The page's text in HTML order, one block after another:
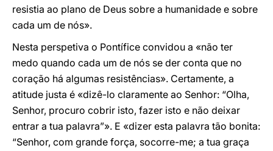
resistia ao plano de Deus sobre a humanidade e sobre
cada um de nós».
Nesta perspetiva o Pontífice convidou a «não ter
medo quando cada um de nós se der conta que no
coração há algumas resistências». Certamente, a
atitude justa é «dizê-lo claramente ao Senhor: “Olha,
Senhor, procuro cobrir isto, fazer isto e não deixar
entrar a tua palavra”». E «dizer esta palavra tão bonita:
“Senhor, com grande força, socorre-me; a tua graça